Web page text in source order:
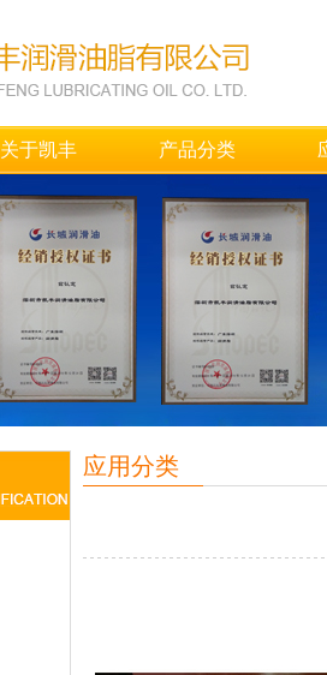
关于凯丰 产品分类
应用分类